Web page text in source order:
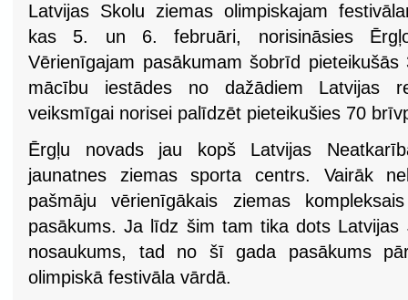
Latvijas Skolu ziemas olimpiskajam
kas 5. un 6. februāri, norisināsies
Vērienīgajam pasākumam šobrīd pieteikušās
mācību iestādes no dažādiem Latvijas
veiksmīgai norisei palīdzēt pieteikušies 70
Ērgļu novads jau kopš Latvijas
jaunatnes ziemas sporta centrs. Vairāk
pašmāju vērienīgākais ziemas
pasākums. Ja līdz šim tam tika dots Latvijas
nosaukums, tad no šī gada pasākums
olimpiskā festivāla vārdā.